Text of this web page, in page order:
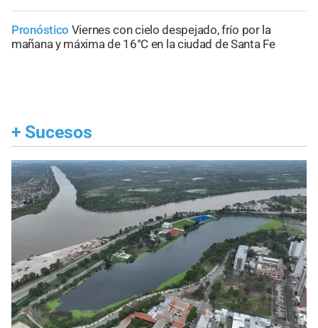
Pronóstico Viernes con cielo despejado, frío por la
mañana y máxima de 16°C en la ciudad de Santa Fe
+ Sucesos